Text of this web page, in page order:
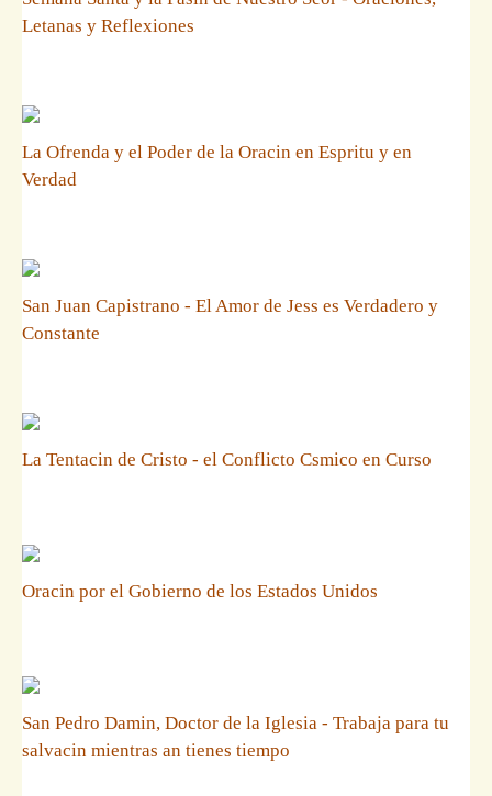
Letanas y Reflexiones
La Ofrenda y el Poder de la Oracin en Espritu y en
Verdad
San Juan Capistrano - El Amor de Jess es Verdadero y
Constante
La Tentacin de Cristo - el Conflicto Csmico en Curso
Oracin por el Gobierno de los Estados Unidos
San Pedro Damin, Doctor de la Iglesia - Trabaja para tu
salvacin mientras an tienes tiempo